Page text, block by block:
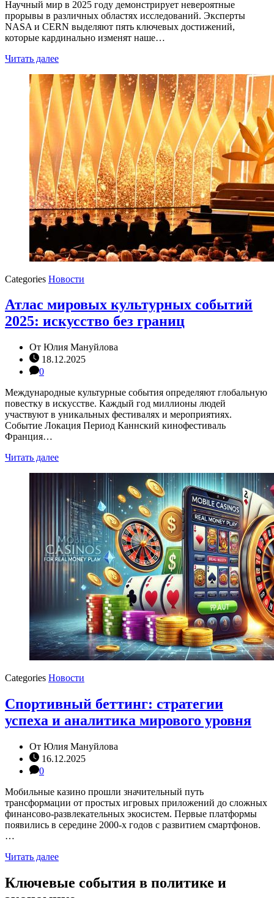
Научный мир в 2025 году демонстрирует невероятные
прорывы в различных областях исследований. Эксперты
NASA и CERN выделяют пять ключевых достижений,
которые кардинально изменят наше…
Читать далее
Categories Новости
Атлас мировых культурных событий
2025: искусство без границ
От Юлия Мануйлова
18.12.2025
0
Международные культурные события определяют глобальную
повестку в искусстве. Каждый год миллионы людей
участвуют в уникальных фестивалях и мероприятиях.
Событие Локация Период Каннский кинофестиваль
Франция…
Читать далее
Categories Новости
Спортивный беттинг: стратегии
успеха и аналитика мирового уровня
От Юлия Мануйлова
16.12.2025
0
Мобильные казино прошли значительный путь
трансформации от простых игровых приложений до сложных
финансово-развлекательных экосистем. Первые платформы
появились в середине 2000-х годов с развитием смартфонов.
…
Читать далее
Ключевые события в политике и